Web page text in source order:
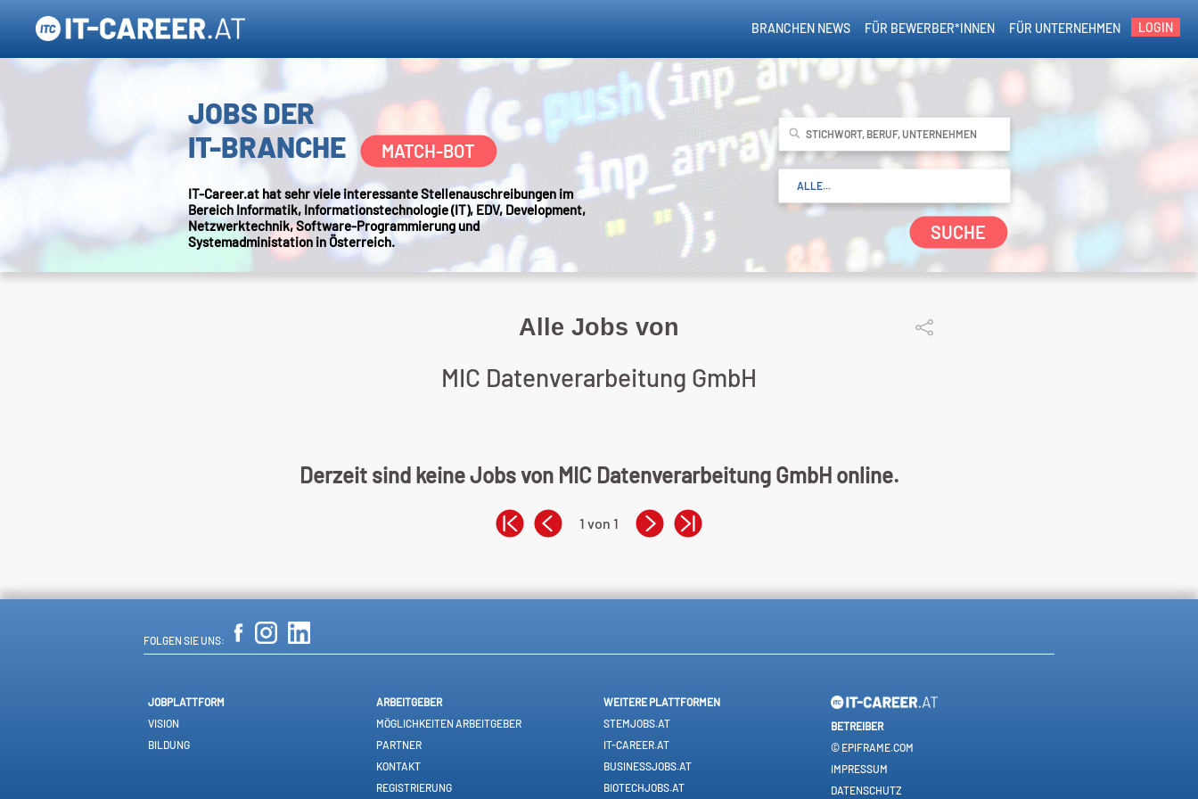
LOGIN
FÜR UNTERNEHMEN
FÜR BEWERBER*INNEN
BRANCHEN NEWS
JOBS DER
IT-BRANCHE
MATCH-BOT
IT-Career.at hat sehr viele interessante Stellenauschreibungen im
Bereich Informatik, Informationstechnologie (IT), EDV, Development,
Netzwerktechnik, Software-Programmierung und
Systemadministation in Österreich.
SUCHE
Alle Jobs von
MIC Datenverarbeitung GmbH
Derzeit sind keine Jobs von MIC Datenverarbeitung GmbH online.
1 von 1
FOLGEN SIE UNS:
JOBPLATTFORM
VISION
BILDUNG
ARBEITGEBER
MÖGLICHKEITEN ARBEITGEBER
PARTNER
KONTAKT
REGISTRIERUNG
WEITERE PLATTFORMEN
STEMJOBS.AT
IT-CAREER.AT
BUSINESSJOBS.AT
BIOTECHJOBS.AT
BETREIBER
© EPIFRAME.COM
IMPRESSUM
DATENSCHUTZ